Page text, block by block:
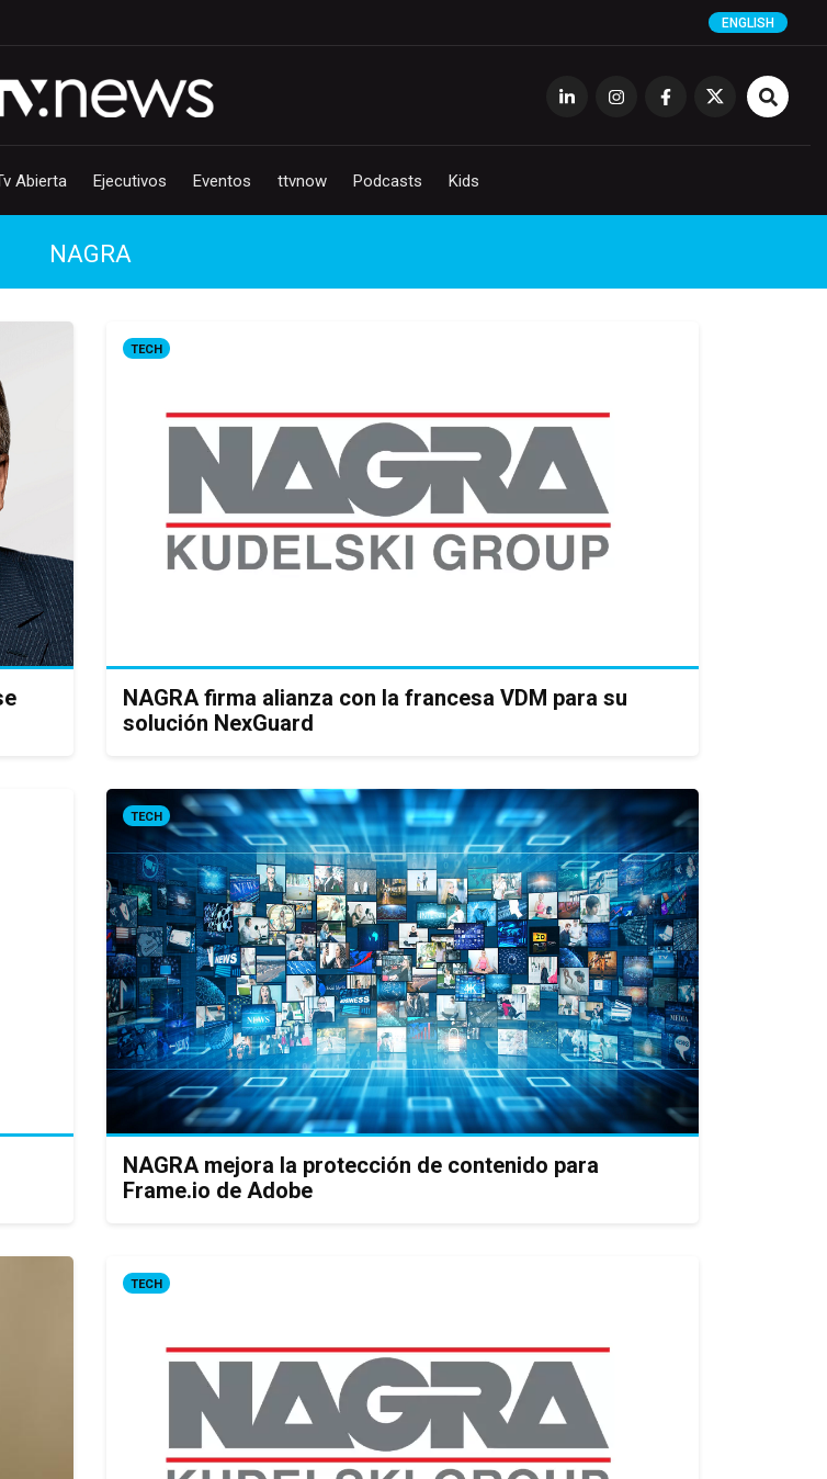
ENGLISH
Abierta Ejecutivos Eventos ttvnow Podcasts Kids
NAGRA
TECH
NAGRA firma alianza con la francesa VDM para su
solución NexGuard
TECH
NAGRA mejora la protección de contenido para
Frame.io de Adobe
TECH